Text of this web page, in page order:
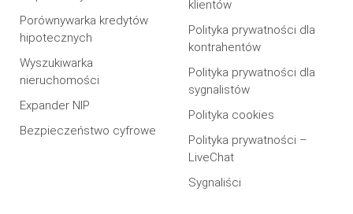
Porównywarka kredytów
hipotecznych
Wyszukiwarka
nieruchomości
Expander NIP
Bezpieczeństwo cyfrowe
klientów
Polityka prywatności dla
kontrahentów
Polityka prywatności dla
sygnalistów
Polityka cookies
Polityka prywatności –
LiveChat
Sygnaliści